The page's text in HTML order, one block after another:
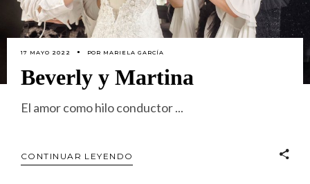
17 MAYO 2022 POR MARIELA GARCÍA
Beverly y Martina
El amor como hilo conductor
CONTINUAR LEYENDO